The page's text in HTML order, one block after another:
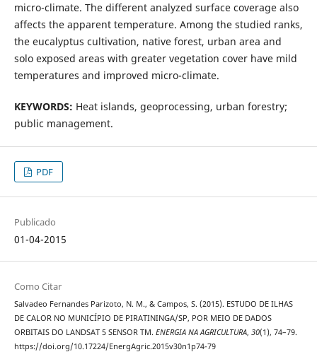
micro-climate. The different analyzed surface coverage also
affects the apparent temperature. Among the studied ranks,
the eucalyptus cultivation, native forest, urban area and
solo exposed areas with greater vegetation cover have mild
temperatures and improved micro-climate.
KEYWORDS: Heat islands, geoprocessing, urban forestry;
public management.
PDF
Publicado
01-04-2015
Como Citar
Salvadeo Fernandes Parizoto, N. M., & Campos, S. (2015). ESTUDO DE ILHAS
DE CALOR NO MUNICÍPIO DE PIRATININGA/SP, POR MEIO DE DADOS
ORBITAIS DO LANDSAT 5 SENSOR TM. ENERGIA NA AGRICULTURA, 30(1), 74–79.
https://doi.org/10.17224/EnergAgric.2015v30n1p74-79